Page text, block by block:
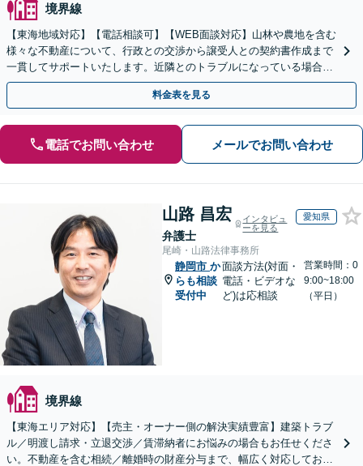
境界線
【東海地域対応】【電話相談可】【WEB面談対応】山林や農地を含む
様々な不動産について、行政との交渉から譲受人との契約書作成まで
一貫してサポートいたします。近隣とのトラブルになっている場合
や、解決が難航している案件でも、ぜひご相談ください。
料金表を見る
電話でお問い合わせ メールでお問い合わせ
山路 昌宏
弁護士
インタビュ
ーを見る
愛知県
尾崎・山路法律事務所
静岡市 か
らも相談
受付中
面談方法(対面・
電話・ビデオな
ど)は応相談
営業時間：0
9:00~18:00
（平日）
境界線
【東海エリア対応】【売主・オーナー側の解決実績豊富】建築トラブ
ル／明渡し請求・立退交渉／賃滞納者にお悩みの場合もお任せくださ
い。不動産を含む相続／離婚時の財産分与まで、幅広く対応しており